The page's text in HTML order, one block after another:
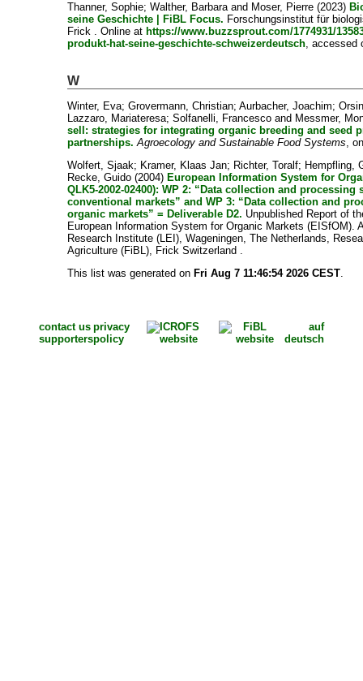
Thanner, Sophie;Walther, Barbaraand Moser, Pierre (2023)
seine Geschichte | FiBL Focus. Forschungsinstitut für
Frick . Online at https://www.buzzsprout.com/1774931/
produkt-hat-seine-geschichte-schweizerdeutsch, accessed
W
Winter, Eva;Grovermann, Christian;Aurbacher, Joachim;
Lazzaro, Mariateresa;Solfanelli, Francesco and Messmer,
sell: strategies for integrating organic breeding and seed
partnerships. Agroecology and Sustainable Food Systems,
Wolfert, Sjaak; Kramer, Klaas Jan; Richter, Toralf; Hempfling,
Recke, Guido (2004) European Information System for
QLK5-2002-02400): WP 2: “Data collection and processing
conventional markets” and WP 3: “Data collection and
organic markets” = Deliverable D2. Unpublished Report of
European Information System for Organic Markets (EISfOM).
Research Institute (LEI), Wageningen, The Netherlands,
Agriculture (FiBL), Frick Switzerland .
This list was generated on Fri Aug 7 11:46:54 2026 CEST.
contact us
supporters
privacy
policy
auf
deutsch